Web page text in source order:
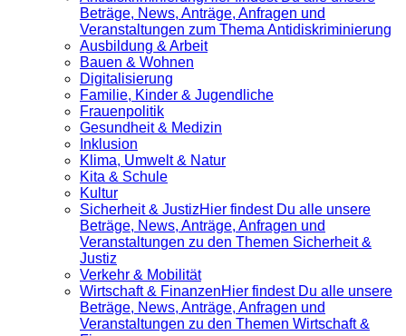
Beträge, News, Anträge, Anfragen und
Veranstaltungen zum Thema Antidiskriminierung
Ausbildung & Arbeit
Bauen & Wohnen
Digitalisierung
Familie, Kinder & Jugendliche
Frauenpolitik
Gesundheit & Medizin
Inklusion
Klima, Umwelt & Natur
Kita & Schule
Kultur
Sicherheit & JustizHier findest Du alle unsere
Beträge, News, Anträge, Anfragen und
Veranstaltungen zu den Themen Sicherheit &
Justiz
Verkehr & Mobilität
Wirtschaft & FinanzenHier findest Du alle unsere
Beträge, News, Anträge, Anfragen und
Veranstaltungen zu den Themen Wirtschaft &